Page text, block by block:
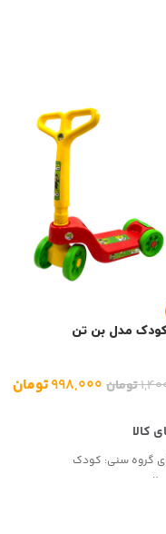
مدل بن تن
تومان ۹۹۸,۰۰۰تومان
گروه سنی: کودک
ثابت